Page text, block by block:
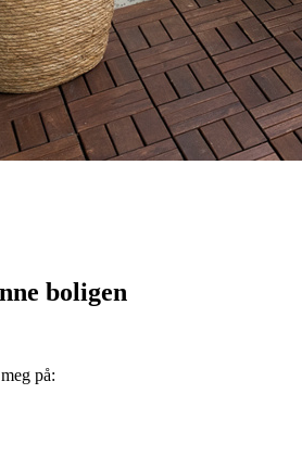
boligen
på: